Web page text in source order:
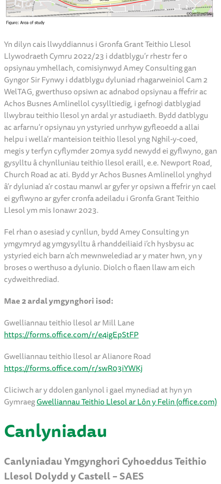
Yn dilyn cais llwyddiannus i Gronfa Grant Teithio Llesol
Llywodraeth Cymru 2022/23 i ddatblygu’r rhestr fer o
opsiynau ymhellach, comisiynwyd Amey Consulting gan
Gyngor Sir Fynwy i ddatblygu dyluniad rhagarweiniol Cam 2
WelTAG, gwerthuso opsiwn ac adnabod opsiynau a ffefrir ac
Achos Busnes Amlinellol cysylltiedig, i gefnogi datblygiad
llwybrau teithio llesol yn ardal yr astudiaeth. Bydd datblygu
ac arfarnu’r opsiynau yn ystyried unrhyw gyfleoedd a allai
helpu i wella’r manteision teithio llesol yng Nghil-y-coed,
megis y terfyn cyflymder 20mya sydd newydd ei gyflwyno, gan
gysylltu â chynlluniau teithio llesol eraill, e.e. Newport Road,
Church Road ac ati. Bydd yr Achos Busnes Amlinellol ynghyd
â’r dyluniad a’r costau manwl ar gyfer yr opsiwn a ffefrir yn cael
ei gyflwyno ar gyfer cronfa adeiladu i Gronfa Grant Teithio
Llesol ym mis Ionawr 2023.
Fel rhan o asesiad y cynllun, bydd Amey Consulting yn
ymgymryd ag ymgysylltu â rhanddeiliaid i’ch hysbysu ac
ystyried eich barn a’ch mewnwelediad ar y mater hwn, yn y
broses o werthuso a dylunio. Diolch o flaen llaw am eich
cydweithrediad.
Mae 2 ardal ymgynghori isod:
Gwelliannau teithio llesol ar Mill Lane
https://forms.office.com/r/e4igEpStFP
Gwelliannau teithio llesol ar Alianore Road
https://forms.office.com/r/swR03iYWKj
Cliciwch ar y ddolen ganlynol i gael mynediad at hyn yn
GymraegGwelliannau Teithio Llesol ar Lôn y Felin (office.com)
Canlyniadau
Canlyniadau Ymgynghori Cyhoeddus Teithio
Llesol Dolydd y Castell – SAES